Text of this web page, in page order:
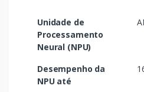
Unidade de
Processamento
Neural (NPU)
Desempenho da
NPU até